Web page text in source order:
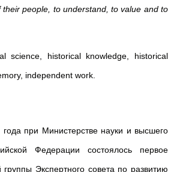
people, to understand, to value and to
science, historical knowledge, historical
independent work.
при Министерстве науки и высшего
Федерации состоялось первое
Экспертного совета по развитию